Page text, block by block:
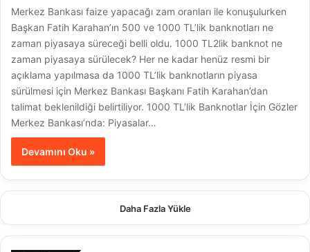
Merkez Bankası faize yapacağı zam oranları ile konuşulurken
Başkan Fatih Karahan’ın 500 ve 1000 TL’lik banknotları ne
zaman piyasaya süreceği belli oldu. 1000 TL2lik banknot ne
zaman piyasaya sürülecek? Her ne kadar henüz resmi bir
açıklama yapılmasa da 1000 TL’lik banknotların piyasa
sürülmesi için Merkez Bankası Başkanı Fatih Karahan’dan
talimat beklenildiği belirtiliyor. 1000 TL’lik Banknotlar İçin Gözler
Merkez Bankası’nda: Piyasalar…
Devamını Oku »
Daha Fazla Yükle